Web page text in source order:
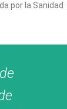
por la Sanidad